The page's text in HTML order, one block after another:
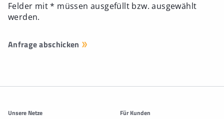
Felder mit * müssen ausgefüllt bzw. ausgewählt
werden.
Weitere Informationen
Unsere Netze Für Kunden